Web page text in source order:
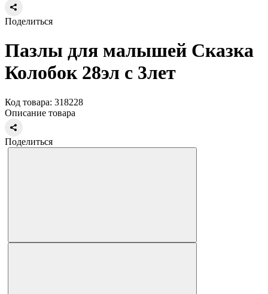
Поделиться
Пазлы для малышей Сказка
Колобок 28эл с 3лет
Код товара: 318228
Описание товара
Поделиться